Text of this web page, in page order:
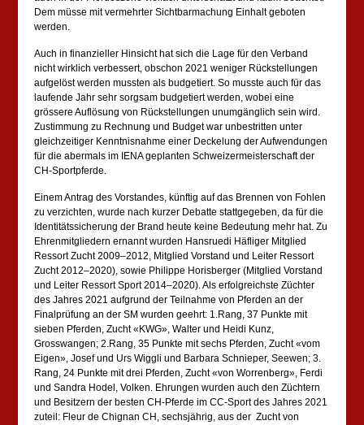
Dem müsse mit vermehrter Sichtbarmachung Einhalt geboten
werden.
Auch in finanzieller Hinsicht hat sich die Lage für den Verband
nicht wirklich verbessert, obschon 2021 weniger Rückstellungen
aufgelöst werden mussten als budgetiert. So musste auch für das
laufende Jahr sehr sorgsam budgetiert werden, wobei eine
grössere Auflösung von Rückstellungen unumgänglich sein wird.
Zustimmung zu Rechnung und Budget war unbestritten unter
gleichzeitiger Kenntnisnahme einer Deckelung der Aufwendungen
für die abermals im IENA geplanten Schweizermeisterschaft der
CH-Sportpferde.
Einem Antrag des Vorstandes, künftig auf das Brennen von Fohlen
zu verzichten, wurde nach kurzer Debatte stattgegeben, da für die
Identitätssicherung der Brand heute keine Bedeutung mehr hat. Zu
Ehrenmitgliedern ernannt wurden Hansruedi Häfliger Mitglied
Ressort Zucht 2009–2012, Mitglied Vorstand und Leiter Ressort
Zucht 2012–2020), sowie Philippe Horisberger (Mitglied Vorstand
und Leiter Ressort Sport 2014–2020). Als erfolgreichste Züchter
des Jahres 2021 aufgrund der Teilnahme von Pferden an der
Finalprüfung an der SM wurden geehrt: 1.Rang, 37 Punkte mit
sieben Pferden, Zucht «KWG», Walter und Heidi Kunz,
Grosswangen; 2.Rang, 35 Punkte mit sechs Pferden, Zucht «vom
Eigen», Josef und Urs Wiggli und Barbara Schnieper, Seewen; 3.
Rang, 24 Punkte mit drei Pferden, Zucht «von Worrenberg», Ferdi
und Sandra Hodel, Volken. Ehrungen wurden auch den Züchtern
und Besitzern der besten CH-Pferde im CC-Sport des Jahres 2021
zuteil: Fleur de Chignan CH, sechsjährig, aus der Zucht von